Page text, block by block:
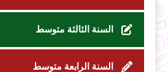
السنة الثالثة متوسط
السنة الرابعة متوسط